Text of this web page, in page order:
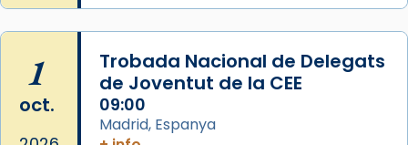
1
oct.
Trobada Nacional de Delegats
de Joventut de la CEE
09:00
Madrid, Espanya